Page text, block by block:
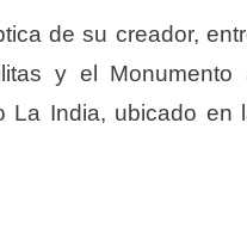
de su creador,
y el Monumento
La India, ubicado en